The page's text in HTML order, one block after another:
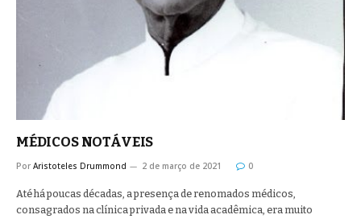
MÉDICOS NOTÁVEIS
Por Aristoteles Drummond 2 de março de 2021 0
Até há poucas décadas, a presença de renomados médicos,
consagrados na clínica privada e na vida acadêmica, era muito